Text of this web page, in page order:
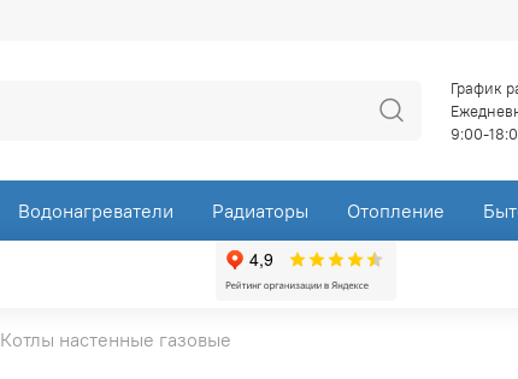
График
9:00-
Водонагреватели Радиаторы Отопление
Котлы настенные газовые